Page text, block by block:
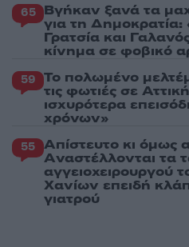
65 Βγήκαν ξανά τα
για τη Δημοκρατία:
Γρατσία και
κίνημα σε φοβικό
59 Το πολωμένο
τις φωτιές σε
ισχυρότερα
χρόνων»
55 Απίστευτο κι όμως
Aναστέλλονται τα
αγγειοχειρουργού
Χανίων επειδή
γιατρού